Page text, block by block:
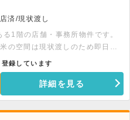
済/現状渡し
1階の店舗・事務所物件です。
の空間は現状渡しのため即日入
向きに受け付けております。お気
録しています
詳細を見る